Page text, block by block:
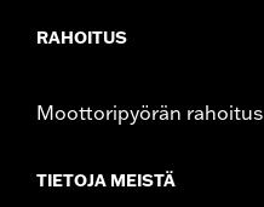
RAHOITUS
Moottoripyörän rahoitus
TIETOJA MEISTÄ